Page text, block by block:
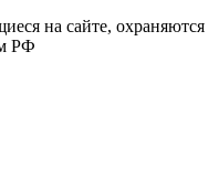
на сайте, охраняются
РФ